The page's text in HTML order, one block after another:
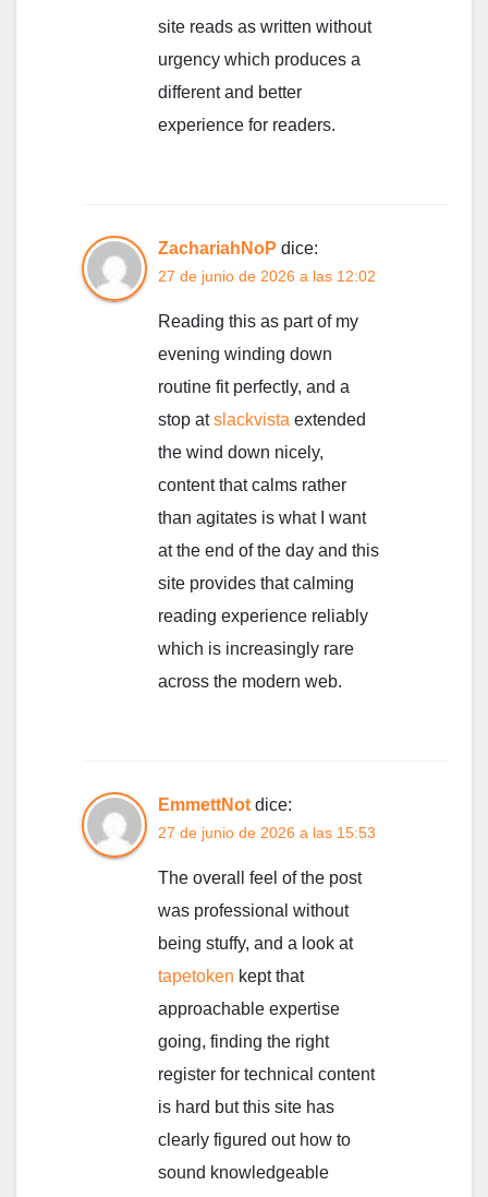
site reads as written without
urgency which produces a
different and better
experience for readers.
ZachariahNoP dice:
27 de junio de 2026 a las 12:02
Reading this as part of my
evening winding down
routine fit perfectly, and a
stop atslackvista extended
the wind down nicely,
content that calms rather
than agitates is what I want
at the end of the day and this
site provides that calming
reading experience reliably
which is increasingly rare
across the modern web.
EmmettNot dice:
27 de junio de 2026 a las 15:53
The overall feel of the post
was professional without
being stuffy, and a look at
tapetoken kept that
approachable expertise
going, finding the right
register for technical content
is hard but this site has
clearly figured out how to
sound knowledgeable